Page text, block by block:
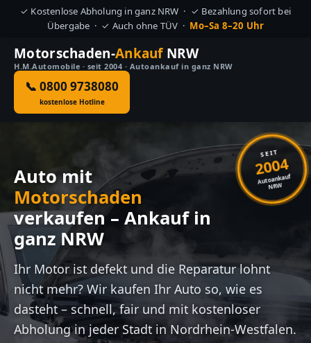
✓ Kostenlose Abholung in ganz NRW · ✓ Bezahlung sofort bei
Übergabe · ✓ Auch ohne TÜV · Mo–Sa 8–20 Uhr
Motorschaden-AnkaufNRW
H.M.Automobile · seit 2004 · Autoankauf in ganz NRW
📞 0800 9738080
kostenlose Hotline
SEIT
2004
Autoankauf
NRW
Auto mit
Motorschaden
verkaufen – Ankauf in
ganz NRW
Ihr Motor ist defekt und die Reparatur lohnt
nicht mehr? Wir kaufen Ihr Auto so, wie es
dasteht – schnell, fair und mit kostenloser
Abholung in jeder Stadt in Nordrhein-Westfalen.